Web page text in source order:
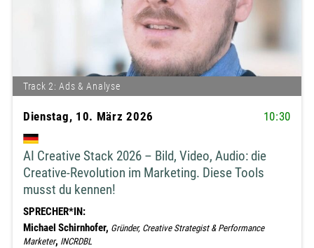
Track 2: Ads & Analyse
Dienstag, 10. März 2026 10:30
AI Creative Stack 2026 – Bild, Video, Audio: die
Creative-Revolution im Marketing. Diese Tools
musst du kennen!
SPRECHER*IN:
Michael Schirnhofer, Gründer, Creative Strategist & Performance
Marketer, INCRDBL